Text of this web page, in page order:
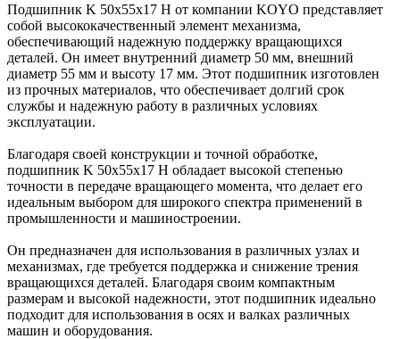
Подшипник K 50x55x17 H от компании KOYO представляет
собой высококачественный элемент механизма,
обеспечивающий надежную поддержку вращающихся
деталей. Он имеет внутренний диаметр 50 мм, внешний
диаметр 55 мм и высоту 17 мм. Этот подшипник изготовлен
из прочных материалов, что обеспечивает долгий срок
службы и надежную работу в различных условиях
эксплуатации.
Благодаря своей конструкции и точной обработке,
подшипник K 50x55x17 H обладает высокой степенью
точности в передаче вращающего момента, что делает его
идеальным выбором для широкого спектра применений в
промышленности и машиностроении.
Он предназначен для использования в различных узлах и
механизмах, где требуется поддержка и снижение трения
вращающихся деталей. Благодаря своим компактным
размерам и высокой надежности, этот подшипник идеально
подходит для использования в осях и валках различных
машин и оборудования.